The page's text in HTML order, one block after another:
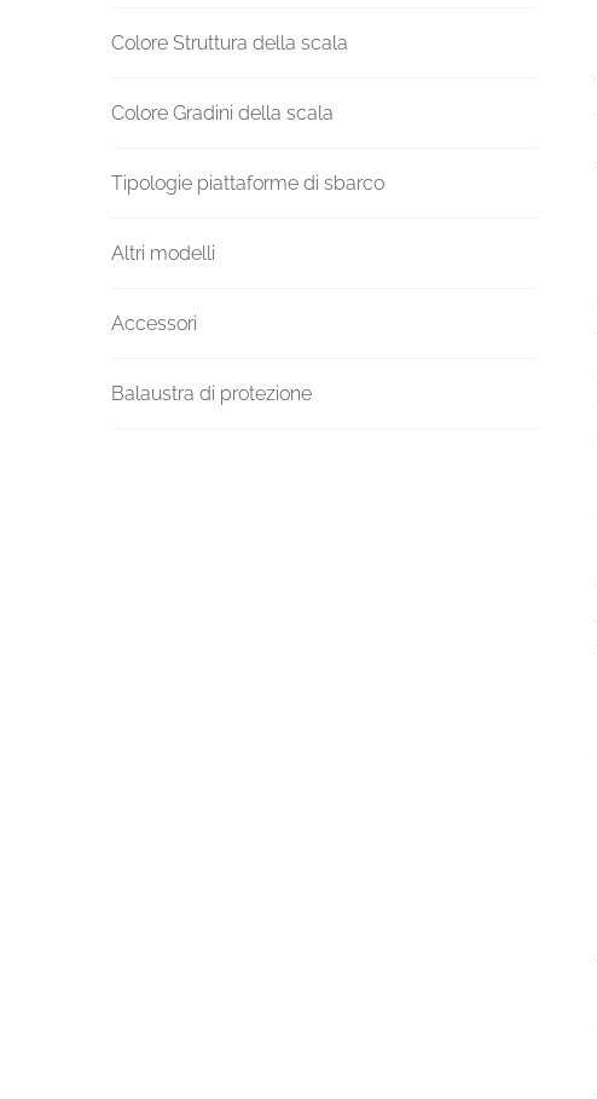
Colore Struttura della scala
Colore Gradini della scala
Tipologie piattaforme di sbarco
Altri modelli
Accessori
Balaustra di protezione